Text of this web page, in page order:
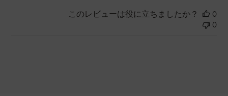
このレビューは役に立ちましたか？
0
0